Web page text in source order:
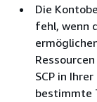
Die
fehl, wenn
SCP in
bestimmte